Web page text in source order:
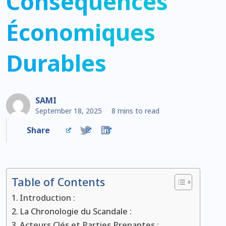
Économiques
Durables
SAMI
September 18, 2025 8 mins to read
Share
Table of Contents
Introduction :
La Chronologie du Scandale :